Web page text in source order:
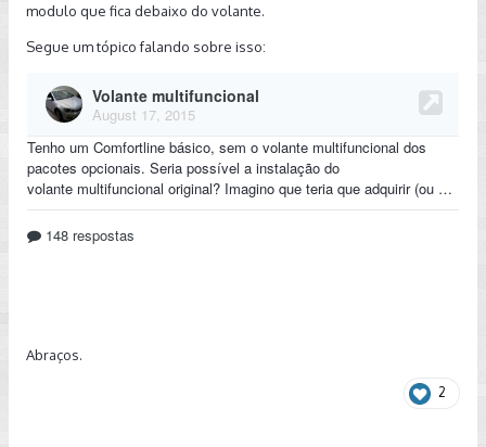
modulo que fica debaixo do volante.
Segue um tópico falando sobre isso:
Abraços.
2